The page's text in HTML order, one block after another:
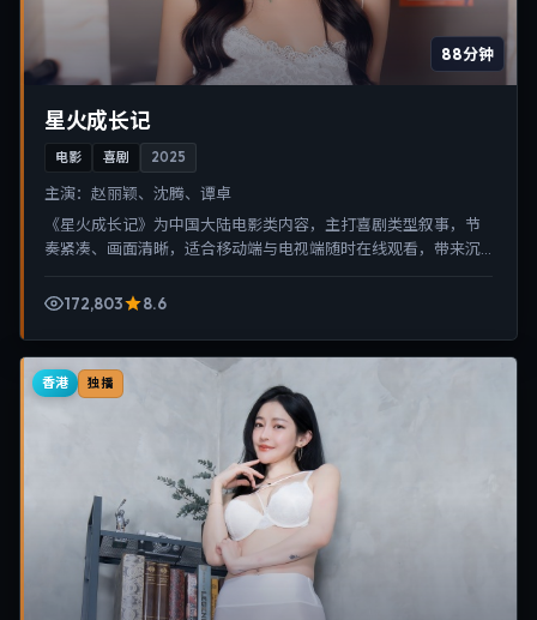
88分钟
星火成长记
电影 喜剧 2025
主演： 赵丽颖、沈腾、谭卓
《星火成长记》为中国大陆电影类内容，主打喜剧类型叙事，节
奏紧凑、画面清晰，适合移动端与电视端随时在线观看，带来沉
172,803
8.6
香港 独播